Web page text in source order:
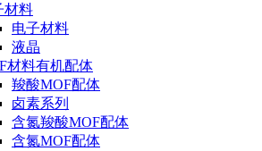
材料
电子材料
液晶
材料有机配体
羧酸MOF配体
卤素系列
含氮羧酸MOF配体
含氮MOF配体